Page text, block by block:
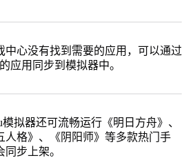
中心没有找到需要的应用，可以通过
应用同步到模拟器中。
拟器还可流畅运行《明日方舟》、
人格》、《阴阳师》等多款热门手
步上架。